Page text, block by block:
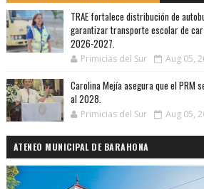
TRAE fortalece distribución de
garantizar transporte escolar de
2026-2027.
Primicias del Sur Aug 05,
Carolina Mejía asegura que el PRM
al 2028.
Primicias del Sur Aug 05,
ATENEO MUNICIPAL DE BARAHONA